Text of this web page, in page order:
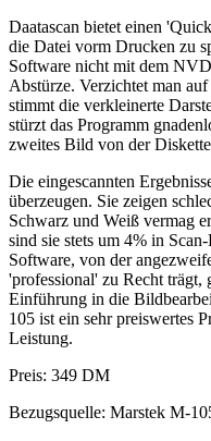
Daatascan bietet einen
die Datei vorm Drucken zu
Software nicht mit dem
Abstürze. Verzichtet man
stimmt die verkleinerte
stürzt das Programm
zweites Bild von der
Die eingescannten
überzeugen. Sie zeigen
Schwarz und Weiß vermag
sind sie stets um 4% in
Software, von der
'professional' zu Recht
Einführung in die
105 ist ein sehr preiswertes
Leistung.
Preis: 349 DM
Bezugsquelle: Marstek M-